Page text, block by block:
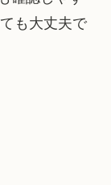
も大丈夫で